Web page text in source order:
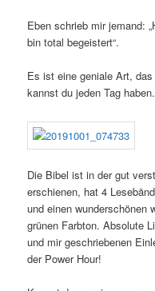
Eben schrieb mir jemand:
bin total begeistert“.
Es ist eine geniale Art,
kannst du jeden Tag haben.
Die Bibel ist in der gut
erschienen, hat 4
und einen wunderschönen
grünen Farbton. Absolute
und mir geschriebenen
der Power Hour!